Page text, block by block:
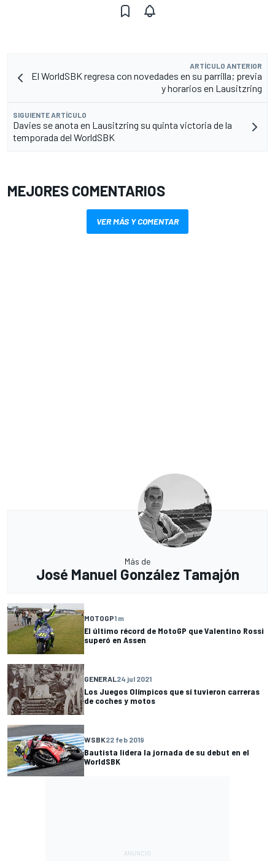
ARTÍCULO ANTERIOR
El WorldSBK regresa con novedades en su parrilla; previa
y horarios en Lausitzring
SIGUIENTE ARTÍCULO
Davies se anota en Lausitzring su quinta victoria de la
temporada del WorldSBK
MEJORES COMENTARIOS
VER MÁS Y COMENTAR
Más de
José Manuel González Tamajón
MOTOGP1 m
El último récord de MotoGP que Valentino Rossi
superó en Assen
GENERAL24 jul 2021
Los Juegos Olímpicos que sí tuvieron carreras
de coches y motos
WSBK22 feb 2019
Bautista lidera la jornada de su debut en el
WorldSBK